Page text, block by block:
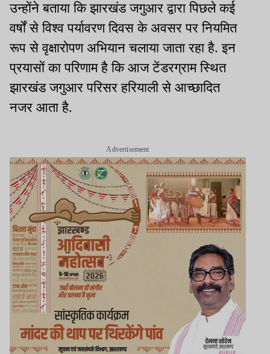
उन्होंने बताया कि झारखंड जगुआर द्वारा पिछले कई
वर्षों से विश्व पर्यावरण दिवस के अवसर पर नियमित
रूप से वृक्षारोपण अभियान चलाया जाता रहा है. इन
प्रयासों का परिणाम है कि आज टेंडरग्राम स्थित
झारखंड जगुआर परिसर हरियाली से आच्छादित
नजर आता है.
Advertisement